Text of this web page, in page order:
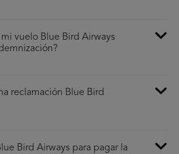
vuelo Blue Bird Airways
reclamación Blue Bird
Bird Airways para pagar la